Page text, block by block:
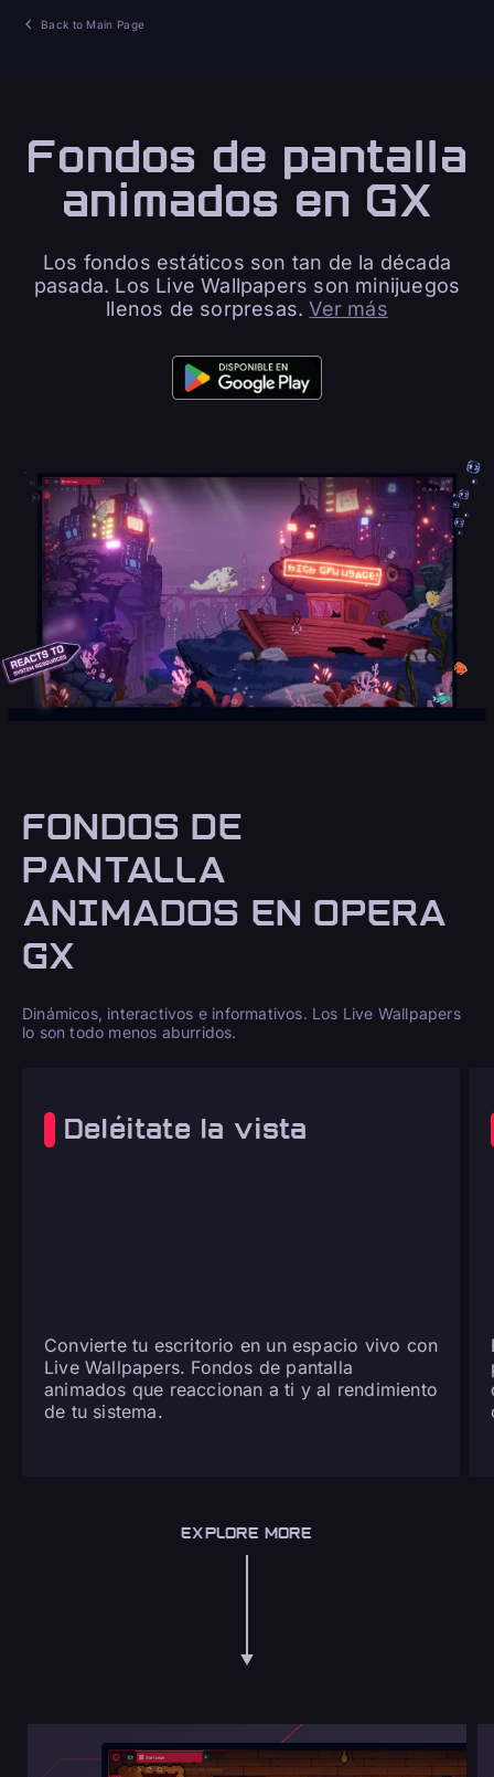
Back to Main Page
Fondos de pantalla
animados en GX
Los fondos estáticos son tan de la década
pasada. Los Live Wallpapers son minijuegos
llenos de sorpresas.Ver más
FONDOS DE
PANTALLA
ANIMADOS EN OPERA
GX
Dinámicos, interactivos e informativos. Los Live Wallpapers
lo son todo menos aburridos.
Deléitate la vista
Convierte tu escritorio en un espacio vivo con
Live Wallpapers. Fondos de pantalla
animados que reaccionan a ti y al rendimiento
de tu sistema.
EXPLORE MORE